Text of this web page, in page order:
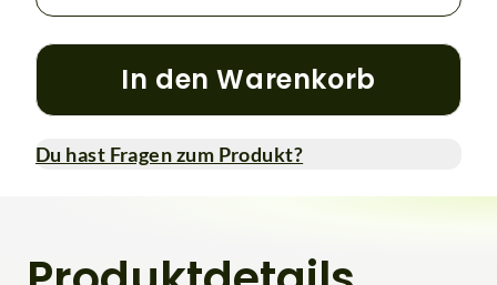
In den Warenkorb
Du hast Fragen zum Produkt?